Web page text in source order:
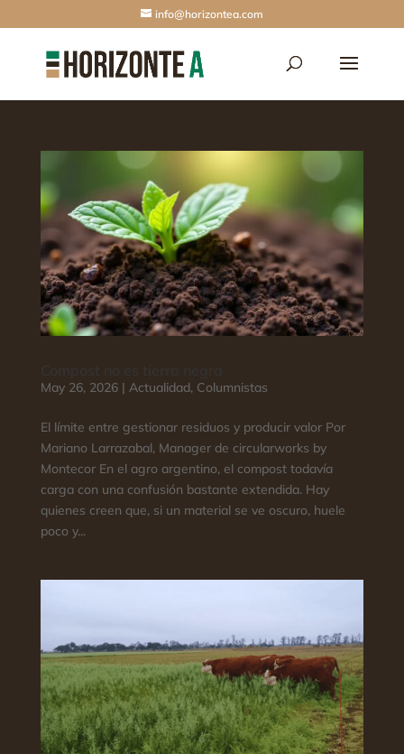
info@horizontea.com
May 26, 2026| Actualidad, Columnistas
El límite entre gestionar residuos y producir valor Por
Mariano Larrazabal, Manager de circularworks by
Montecor En el agro argentino, el compost todavía
carga con una confusión bastante extendida. Hay
quienes creen que, si un material se ve oscuro, huele
poco y...